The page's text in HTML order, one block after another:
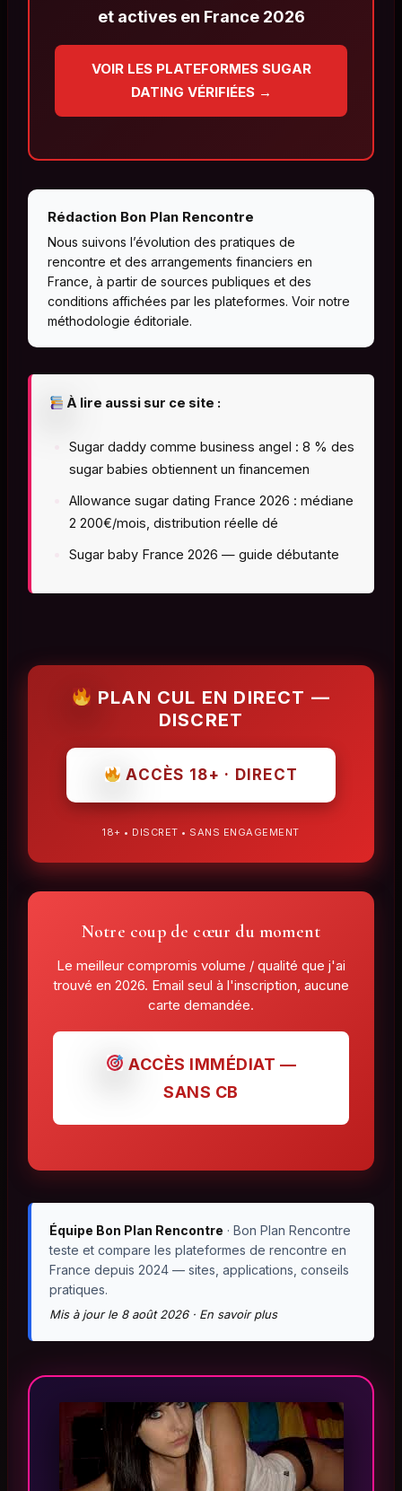
et actives en France 2026
VOIR LES PLATEFORMES SUGAR
DATING VÉRIFIÉES →
Rédaction Bon Plan Rencontre
Nous suivons l’évolution des pratiques de
rencontre et des arrangements financiers en
France, à partir de sources publiques et des
conditions affichées par les plateformes. Voir notre
méthodologie éditoriale.
À lire aussi sur ce site :
Sugar daddy comme business angel : 8 % des
sugar babies obtiennent un financemen
Allowance sugar dating France 2026 : médiane
2 200€/mois, distribution réelle dé
Sugar baby France 2026 — guide débutante
PLAN CUL EN DIRECT —
DISCRET
ACCÈS 18+ · DIRECT
18+ • DISCRET • SANS ENGAGEMENT
Notre coup de cœur du moment
Le meilleur compromis volume / qualité que j'ai
trouvé en 2026. Email seul à l'inscription, aucune
carte demandée.
ACCÈS IMMÉDIAT —
SANS CB
Équipe Bon Plan Rencontre · Bon Plan Rencontre
teste et compare les plateformes de rencontre en
France depuis 2024 — sites, applications, conseils
pratiques.
Mis à jour le 8 août 2026 · En savoir plus